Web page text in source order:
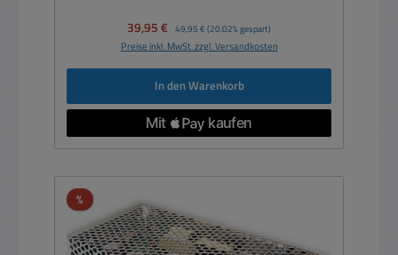
Verkaufspreis:
39,95 € Regulärer Preis:
49,95 € (20.02% gespart)
Preise inkl. MwSt. zzgl. Versandkosten
In den Warenkorb
%Rabatt